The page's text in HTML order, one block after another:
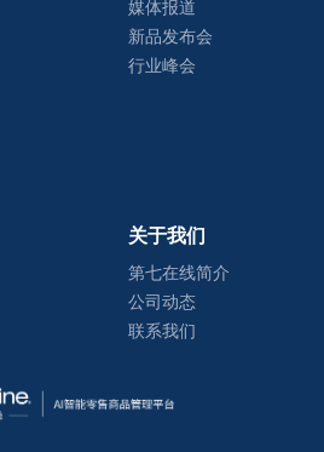
媒体报道
新品发布会
行业峰会
关于我们
第七在线简介
公司动态
联系我们